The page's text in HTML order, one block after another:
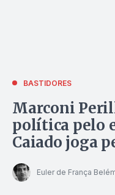
BASTIDORES
Marconi
política pelo
Caiado joga
Euler de França